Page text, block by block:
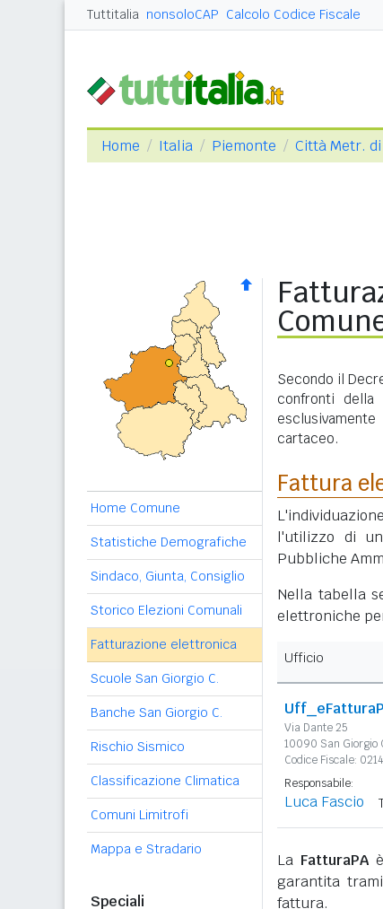
Tuttitalia nonsoloCAP Calcolo Codice Fiscale
Home Italia Piemonte Città Metr.
Home Comune
Statistiche Demografiche
Sindaco, Giunta, Consiglio
Storico Elezioni Comunali
Fatturazione elettronica
Scuole San Giorgio C.
Banche San Giorgio C.
Rischio Sismico
Classificazione Climatica
Comuni Limitrofi
Mappa e Stradario
Speciali
Secondo il
confronti della
cartaceo.
Fattura
l'utilizzo di un
Pubbliche
Nella tabella
elettroniche
Ufficio
Via Dante 25
10090 San Giorgio
Codice Fiscale:
Responsabile:
Luca Fascio
La FatturaPA
garantita
fattura.